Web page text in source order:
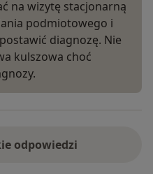
na wizytę stacjonarną
podmiotowego i
diagnozę. Nie
kulszowa choć
odpowiedzi